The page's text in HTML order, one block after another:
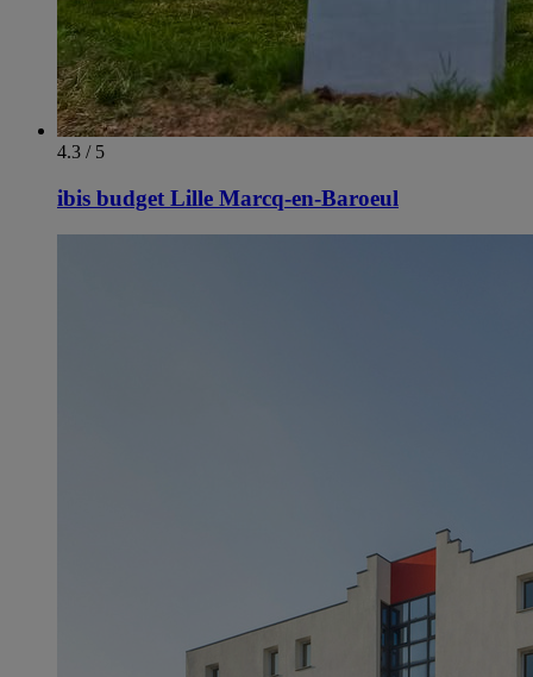
4.3 / 5
ibis budget Lille Marcq-en-Baroeul